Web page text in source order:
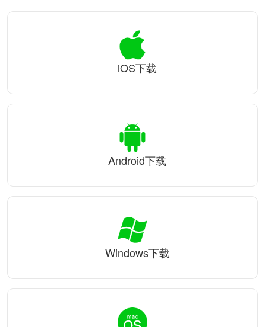
iOS下载
Android下载
Windows下载